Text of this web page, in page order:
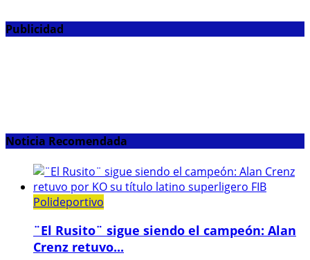
Publicidad
Noticia Recomendada
Polideportivo
¨El Rusito¨ sigue siendo el campeón: Alan
Crenz retuvo...